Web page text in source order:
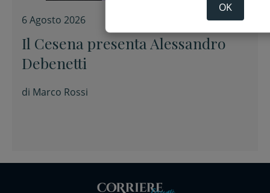
6 Agosto 2026
Il Cesena presenta Alessandro
Debenetti
di Marco Rossi
OK